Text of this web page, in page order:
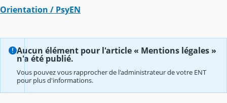
Orientation / PsyEN
Aucun élément pour l'article « Mentions légales »
n'a été publié.
Vous pouvez vous rapprocher de l'administrateur de votre ENT
pour plus d'informations.